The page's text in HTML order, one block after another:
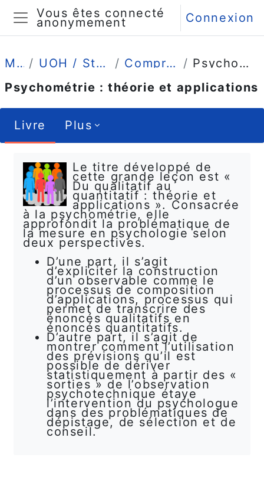
Passer au contenu principal
Panneau latéral
Vous êtes connecté
anonymement Connexion
Mes cours UOH / Statistique et Psychométrie en L2 Comprendre (4 grandes leçons)
Psychométrie : théorie et applications
Psychométrie : théorie et applications
Livre Plus
Le titre développé de
cette grande leçon est «
Du qualitatif au
quantitatif : théorie et
applications ». Consacrée
à la psychométrie, elle
approfondit la problématique de
la mesure en psychologie selon
deux perspectives.
D’une part, il s’agit
d’expliciter la construction
d’un observable comme le
processus de composition
d’applications, processus qui
permet de transcrire des
énoncés qualitatifs en
énoncés quantitatifs.
D’autre part, il s’agit de
montrer comment l’utilisation
des prévisions qu’il est
possible de dériver
statistiquement à partir des «
sorties » de l’observation
psychotechnique étaye
l’intervention du psychologue
dans des problématiques de
dépistage, de sélection et de
conseil.